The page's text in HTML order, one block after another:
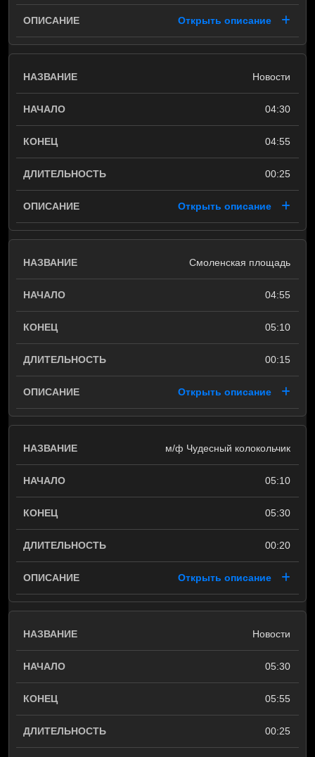
Открыть описание
Новости
04:30
04:55
00:25
Открыть описание
Смоленская площадь
04:55
05:10
00:15
Открыть описание
м/ф Чудесный колокольчик
05:10
05:30
00:20
Открыть описание
Новости
05:30
05:55
00:25